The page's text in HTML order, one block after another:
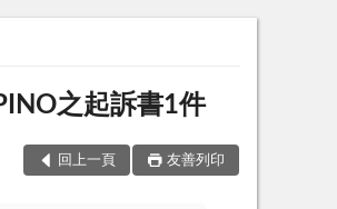
之起訴書1件
回上一頁 友善列印